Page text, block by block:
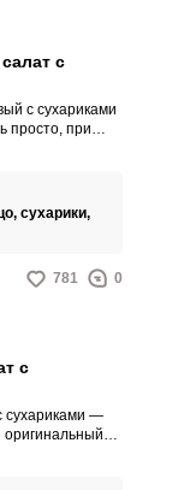
с
с сухариками
просто, при
пищи или
сухарики,
781 0
с
сухариками —
оригинальный